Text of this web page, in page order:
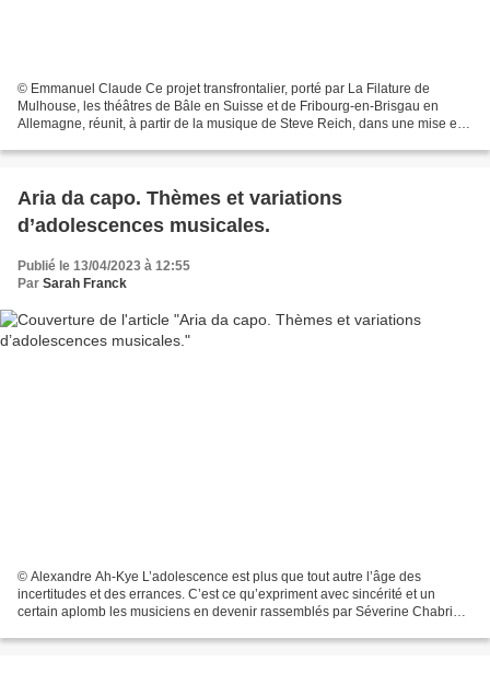
© Emmanuel Claude Ce projet transfrontalier, porté par La Filature de
Mulhouse, les théâtres de Bâle en Suisse et de Fribourg-en-Brisgau en
Allemagne, réunit, à partir de la musique de Steve Reich, dans une mise en
Aria da capo. Thèmes et variations
d’adolescences musicales.
Publié le 13/04/2023 à 12:55
Par Sarah Franck
© Alexandre Ah-Kye L’adolescence est plus que tout autre l’âge des
incertitudes et des errances. C’est ce qu’expriment avec sincérité et un
certain aplomb les musiciens en devenir rassemblés par Séverine Chabrier.